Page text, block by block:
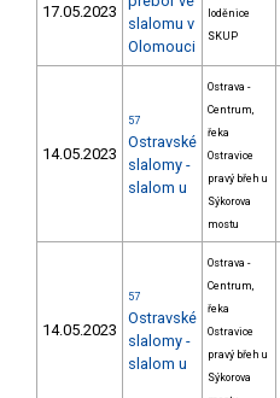
17.05.2023
slalomu v
Olomouci
loděnice
SKUP
14.05.2023
57
Ostravské
slalomy -
slalom u
Ostrava -
Centrum,
řeka
Ostravice
pravý břeh u
Sýkorova
mostu
14.05.2023
57
Ostravské
slalomy -
slalom u
Ostrava -
Centrum,
řeka
Ostravice
pravý břeh u
Sýkorova